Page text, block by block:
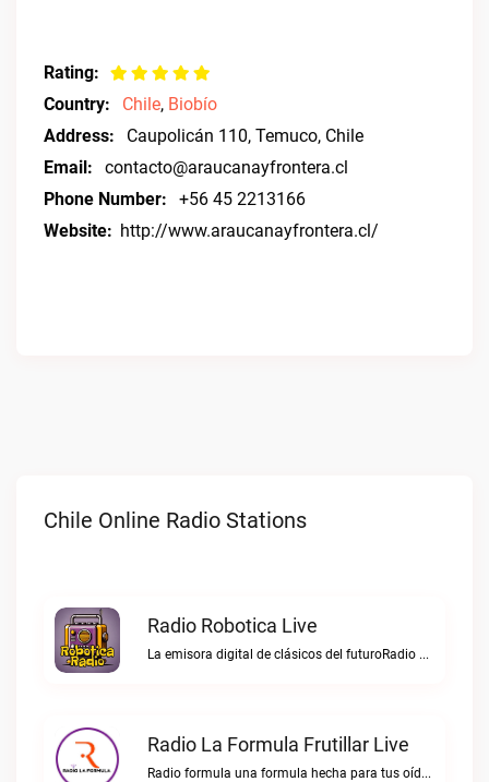
Rating:
Country:
Chile, Biobío
Address:
Caupolicán 110, Temuco, Chile
Email:
contacto@araucanayfrontera.cl
Phone Number:
+56 45 2213166
Website: http://www.araucanayfrontera.cl/
Chile Online Radio Stations
Radio Robotica Live
La emisora digital de clásicos del futuroRadio Robotica live
Radio La Formula Frutillar Live
Radio formula una formula hecha para tus oídos.Radio La Formula Frutillar live